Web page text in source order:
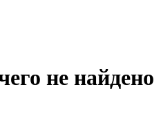
не найдено